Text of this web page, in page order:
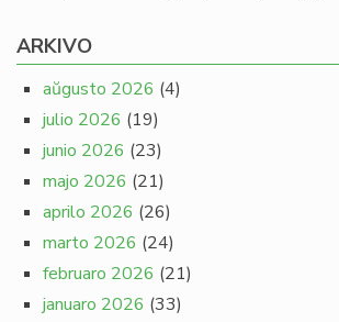
ARKIVO
aŭgusto 2026 (4)
julio 2026 (19)
junio 2026 (23)
majo 2026 (21)
aprilo 2026 (26)
marto 2026 (24)
februaro 2026 (21)
januaro 2026 (33)